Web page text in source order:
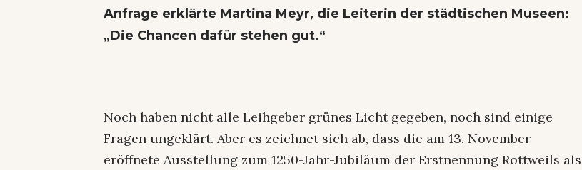
Anfrage erklärte Martina Meyr, die Leiterin der städtischen Museen:
„Die Chancen dafür stehen gut.“
Noch haben nicht alle Leihgeber grünes Licht gegeben, noch sind einige
Fragen ungeklärt. Aber es zeichnet sich ab, dass die am 13. November
eröffnete Ausstellung zum 1250-Jahr-Jubiläum der Erstnennung Rottweils als